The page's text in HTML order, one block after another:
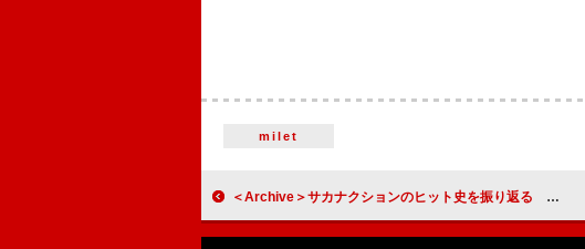
milet
＜Archive＞サカナクションのヒット史を振り返る 「新宝島」「ミュージック」ほかBillboard JAPANチャートから辿る軌跡